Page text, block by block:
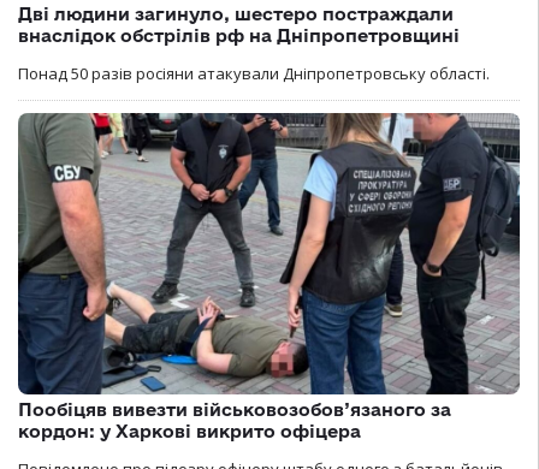
Дві людини загинуло, шестеро постраждали
внаслідок обстрілів рф на Дніпропетровщині
Понад 50 разів росіяни атакували Дніпропетровську області.
Пообіцяв вивезти військовозобов’язаного за
кордон: у Харкові викрито офіцера